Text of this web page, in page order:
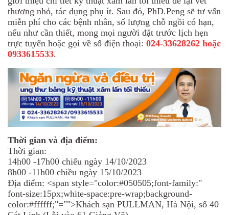
thương nhỏ, tác dụng phụ ít. Sau đó, PhD.Peng sẽ tư vấn
miễn phí cho các bệnh nhân, số lượng chỗ ngồi có hạn,
nếu như cần thiết, mong mọi người đặt trước lịch hẹn
trực tuyến hoặc gọi về số điện thoại: 024-33628262 hoặc
0933615533.
Thời gian và địa điểm:
Thời gian:
14h00 -17h00 chiểu ngày 14/10/2023
8h00 -11h00 chiều ngày 15/10/2023
Địa điểm: <span style="color:#050505;font-family:"
font-size:15px;white-space:pre-wrap;background-
color:#ffffff;"="">Khách sạn PULLMAN, Hà Nội, số 40